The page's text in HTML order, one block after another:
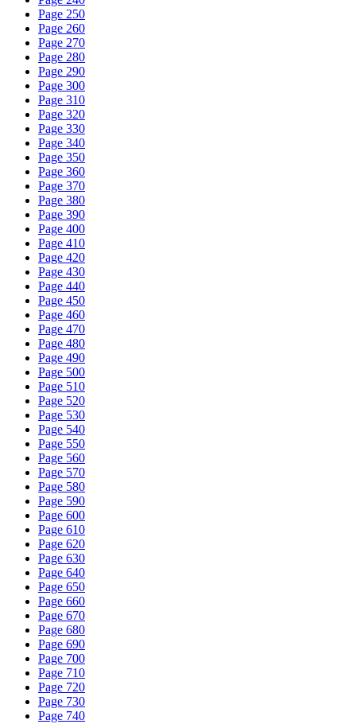
Page 250
Page 260
Page 270
Page 280
Page 290
Page 300
Page 310
Page 320
Page 330
Page 340
Page 350
Page 360
Page 370
Page 380
Page 390
Page 400
Page 410
Page 420
Page 430
Page 440
Page 450
Page 460
Page 470
Page 480
Page 490
Page 500
Page 510
Page 520
Page 530
Page 540
Page 550
Page 560
Page 570
Page 580
Page 590
Page 600
Page 610
Page 620
Page 630
Page 640
Page 650
Page 660
Page 670
Page 680
Page 690
Page 700
Page 710
Page 720
Page 730
Page 740